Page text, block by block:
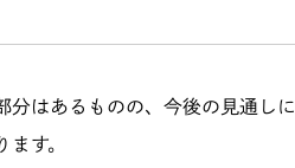
分はあるものの、今後の見通しに
ます。